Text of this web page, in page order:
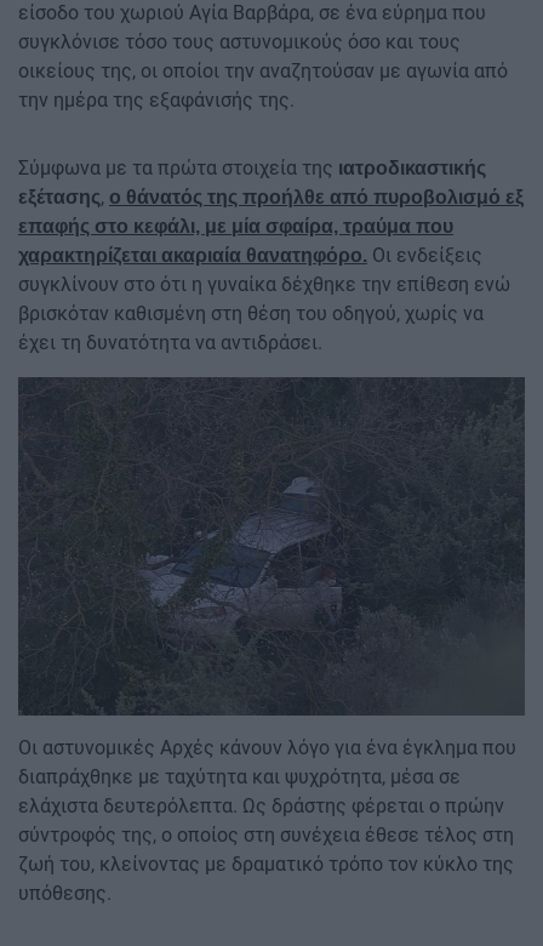
είσοδο του χωριού Αγία Βαρβάρα, σε ένα εύρημα που
συγκλόνισε τόσο τους αστυνομικούς όσο και τους
οικείους της, οι οποίοι την αναζητούσαν με αγωνία από
την ημέρα της εξαφάνισής της.
Σύμφωνα με τα πρώτα στοιχεία της ιατροδικαστικής
εξέτασης, ο θάνατός της προήλθε από πυροβολισμό εξ
επαφής στο κεφάλι, με μία σφαίρα, τραύμα που
χαρακτηρίζεται ακαριαία θανατηφόρο. Οι ενδείξεις
συγκλίνουν στο ότι η γυναίκα δέχθηκε την επίθεση ενώ
βρισκόταν καθισμένη στη θέση του οδηγού, χωρίς να
έχει τη δυνατότητα να αντιδράσει.
Image
Οι αστυνομικές Αρχές κάνουν λόγο για ένα έγκλημα που
διαπράχθηκε με ταχύτητα και ψυχρότητα, μέσα σε
ελάχιστα δευτερόλεπτα. Ως δράστης φέρεται ο πρώην
σύντροφός της, ο οποίος στη συνέχεια έθεσε τέλος στη
ζωή του, κλείνοντας με δραματικό τρόπο τον κύκλο της
υπόθεσης.